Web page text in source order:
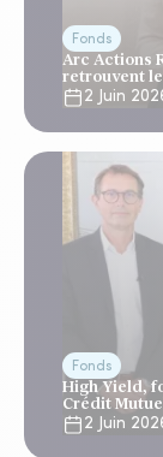
Fonds
Arc Actions
retrouvent
2 Juin
Fonds
High Yield,
Crédit
2 Juin